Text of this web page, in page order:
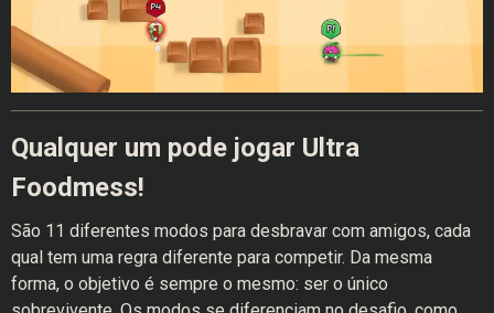
Qualquer um pode jogar Ultra
Foodmess!
São 11 diferentes modos para desbravar com amigos, cada
qual tem uma regra diferente para competir. Da mesma
forma, o objetivo é sempre o mesmo: ser o único